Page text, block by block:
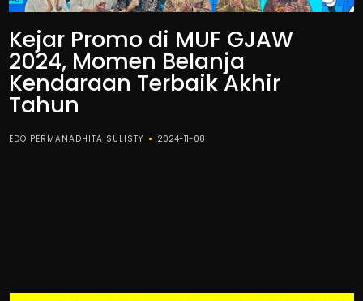
Kejar Promo di MUF GJAW
2024, Momen Belanja
Kendaraan Terbaik Akhir
Tahun
EDO PERMANADHITA SULISTY 2024-11-08